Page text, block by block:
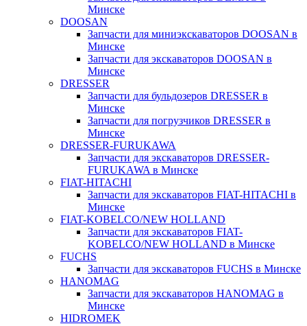
Минске
DOOSAN
Запчасти для миниэкскаваторов DOOSAN в
Минске
Запчасти для экскаваторов DOOSAN в
Минске
DRESSER
Запчасти для бульдозеров DRESSER в
Минске
Запчасти для погрузчиков DRESSER в
Минске
DRESSER-FURUKAWA
Запчасти для экскаваторов DRESSER-
FURUKAWA в Минске
FIAT-HITACHI
Запчасти для экскаваторов FIAT-HITACHI в
Минске
FIAT-KOBELCO/NEW HOLLAND
Запчасти для экскаваторов FIAT-
KOBELCO/NEW HOLLAND в Минске
FUCHS
Запчасти для экскаваторов FUCHS в Минске
HANOMAG
Запчасти для экскаваторов HANOMAG в
Минске
HIDROMEK